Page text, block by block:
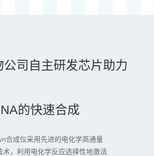
公司自主研发芯片助力
的快速合成
合成仪采用先进的电化学高通量
术，利用电化学反应选择性地激活